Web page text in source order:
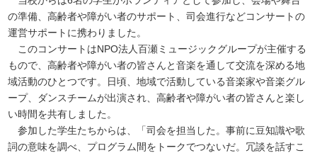
の準備、高齢者や障がい者のサポート、司会進行などコンサートの
運営サポートに携わりました。
このコンサートはNPO法人百瀬ミュージックグループが主催する
もので、高齢者や障がい者の皆さんと音楽を通して交流を深める地
域活動のひとつです。日頃、地域で活動している音楽家や音楽グル
ープ、ダンスチームが出演され、高齢者や障がい者の皆さんと楽し
い時間を共有しました。
参加した学生たちからは、「司会を担当した。事前に豆知識や歌
詞の意味を調べ、プログラム間をトークでつないだ。冗談を話すこ